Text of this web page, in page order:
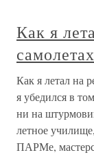
Как я
самолетах
Как я летал на
я убедился в
ни на
летное
ПАРМе,